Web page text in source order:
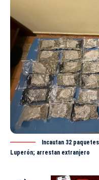
Incautan 32
Luperón; arrestan extranjero